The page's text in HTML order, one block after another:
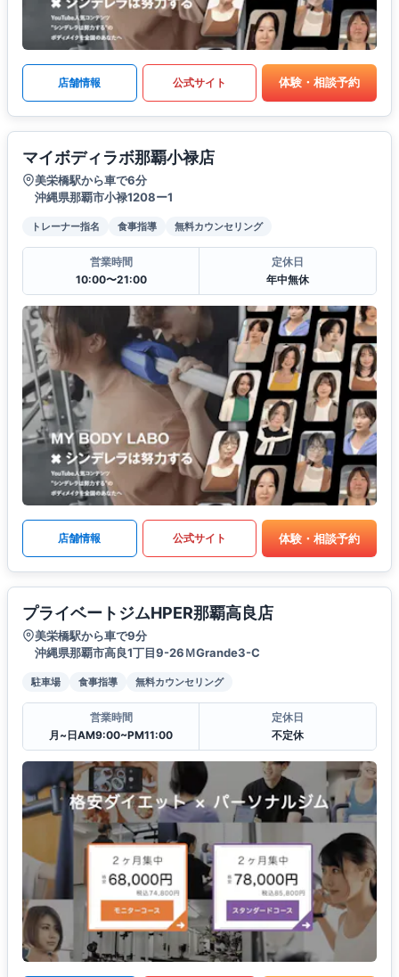
店舗情報 公式サイト 体験・相談予約
マイボディラボ那覇小禄店
美栄橋駅から車で6分
沖縄県那覇市小禄1208ー1
トレーナー指名 食事指導 無料カウンセリング
営業時間
10:00〜21:00
定休日
年中無休
店舗情報 公式サイト 体験・相談予約
プライベートジムHPER那覇高良店
美栄橋駅から車で9分
沖縄県那覇市高良1丁目9-26ＭGrande3-C
駐車場 食事指導 無料カウンセリング
営業時間
月~日AM9:00~PM11:00
定休日
不定休